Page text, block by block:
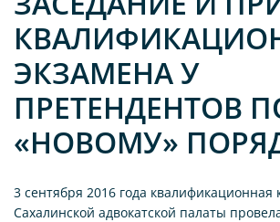
ЭКЗАМЕНА У
ПРЕТЕНДЕНТОВ
«НОВОМУ»
3 сентября 2016 года квалификационная
Сахалинской адвокатской палаты